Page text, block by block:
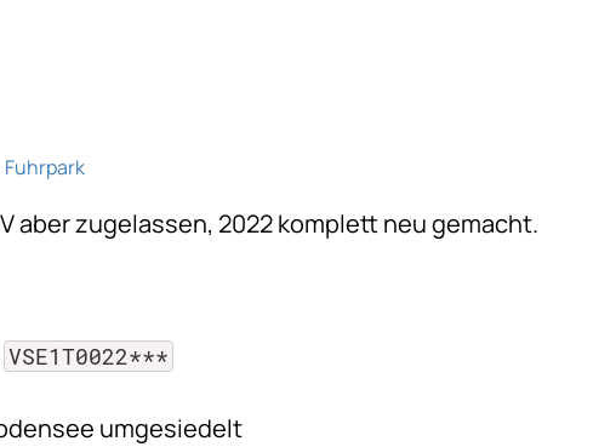
Fuhrpark
aber zugelassen, 2022 komplett neu gemacht.
VSE1T0022***
umgesiedelt